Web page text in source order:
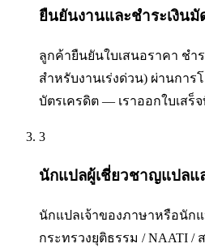
ยืนยันงานและชำระเงินมั
ลูกค้ายืนยันใบเสนอราคา ชำร
สำหรับงานเร่งด่วน) ผ่านการ
บัตรเครดิต — เราออกใบเสร็
3
นักแปลผู้เชี่ยวชาญแปลแ
นักแปลเจ้าของภาษาหรือนัก
กระทรวงยุติธรรม / NAATI /